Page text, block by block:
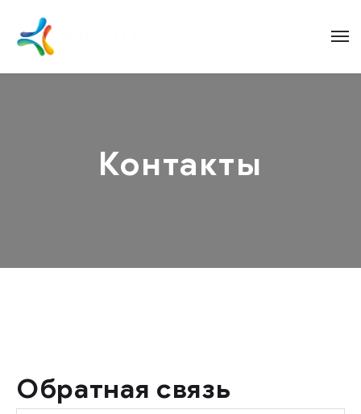
Контакты
Обратная связь